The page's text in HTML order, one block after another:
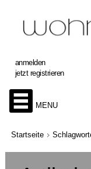
anmelden
jetzt registrieren
MENU
Startseite